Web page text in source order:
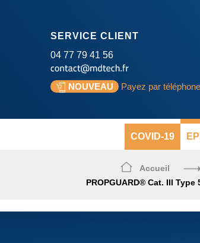
SERVICE CLIENT
04 77 79 41 56
NOUVEAU Payez par
COVID-19 EPI
Accueil
PROPGUARD® Cat. III